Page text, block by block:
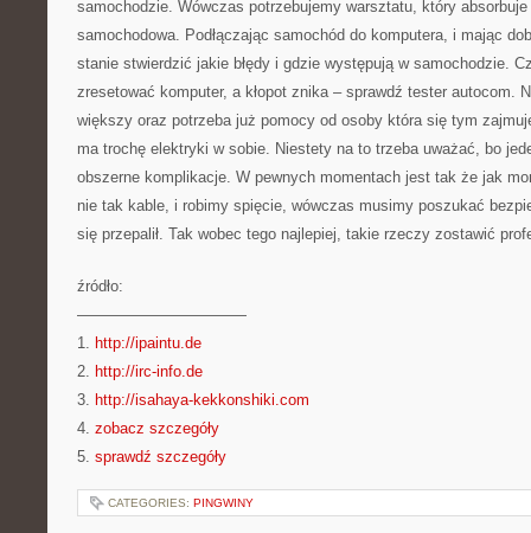
samochodzie. Wówczas potrzebujemy warsztatu, który
samochodowa. Podłączając samochód do komputera, i mając
stanie stwierdzić jakie błędy i gdzie występują w samochodzie.
zresetować komputer, a kłopot znika – sprawdź tester autocom.
większy oraz potrzeba już pomocy od osoby która się tym
ma trochę elektryki w sobie. Niestety na to trzeba uważać, bo
obszerne komplikacje. W pewnych momentach jest tak że jak
nie tak kable, i robimy spięcie, wówczas musimy poszukać
się przepalił. Tak wobec tego najlepiej, takie rzeczy zostawić
źródło:
———————————
1. http://ipaintu.de
2. http://irc-info.de
3. http://isahaya-kekkonshiki.com
4. zobacz szczegóły
5. sprawdź szczegóły
CATEGORIES: PINGWINY